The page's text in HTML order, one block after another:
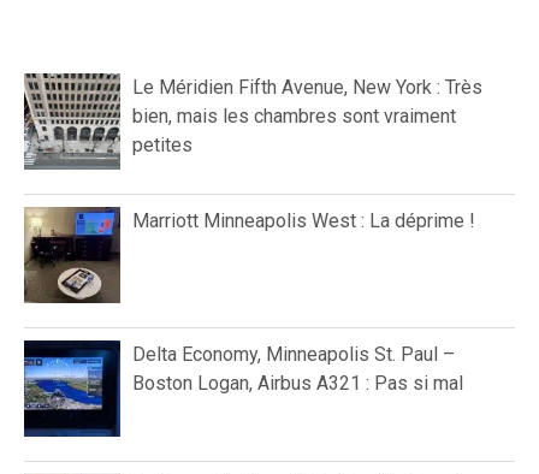
Le Méridien Fifth Avenue, New York : Très
bien, mais les chambres sont vraiment
petites
Marriott Minneapolis West : La déprime !
Delta Economy, Minneapolis St. Paul –
Boston Logan, Airbus A321 : Pas si mal